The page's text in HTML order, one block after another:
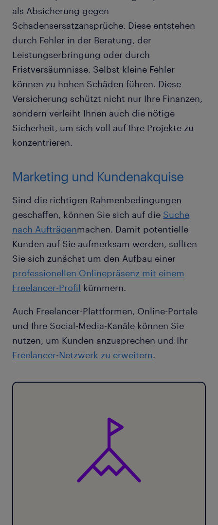
als Absicherung gegen
Schadensersatzansprüche. Diese entstehen
durch Fehler in der Beratung, der
Leistungserbringung oder durch
Fristversäumnisse. Selbst kleine Fehler
können zu hohen Schäden führen. Diese
Versicherung schützt nicht nur Ihre Finanzen,
sondern verleiht Ihnen auch die nötige
Sicherheit, um sich voll auf Ihre Projekte zu
konzentrieren.
Marketing und Kundenakquise
Sind die richtigen Rahmenbedingungen
geschaffen, können Sie sich auf die Suche
nach Aufträgenmachen. Damit potentielle
Kunden auf Sie aufmerksam werden, sollten
Sie sich zunächst um den Aufbau einer
professionellen Onlinepräsenz mit einem
Freelancer-Profil kümmern.
Auch Freelancer-Plattformen, Online-Portale
und Ihre Social-Media-Kanäle können Sie
nutzen, um Kunden anzusprechen und Ihr
Freelancer-Netzwerk zu erweitern.